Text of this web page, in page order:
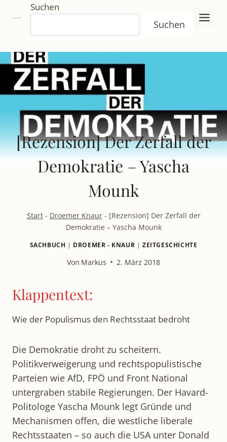
Inhalt
springen
Suchen
Suchen
[Rezension] Der Zerfall der
Demokratie – Yascha
Mounk
Start- Droemer Knaur- [Rezension] Der Zerfall der
Demokratie – Yascha Mounk
SACHBUCH | DROEMER - KNAUR | ZEITGESCHICHTE
Von Markus 2. März 2018
Klappentext:
Wie der Populismus den Rechtsstaat bedroht
Die Demokratie droht zu scheitern.
Politikverweigerung und rechtspopulistische
Parteien wie AfD, FPÖ und Front National
untergraben stabile Regierungen. Der Havard-
Politologe Yascha Mounk legt Gründe und
Mechanismen offen, die westliche liberale
Rechtsstaaten – so auch die USA unter Donald